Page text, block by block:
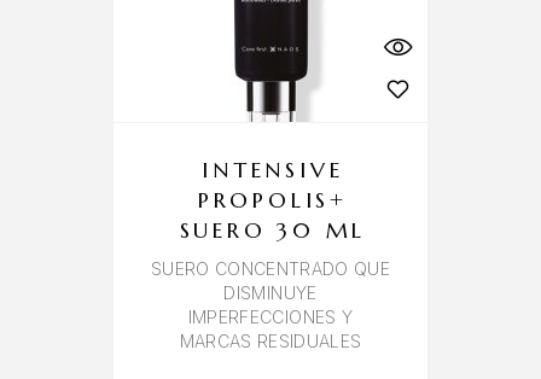
INTENSIVE
PROPOLIS+
SUERO 30 ML
SUERO CONCENTRADO QUE
DISMINUYE
IMPERFECCIONES Y
MARCAS RESIDUALES